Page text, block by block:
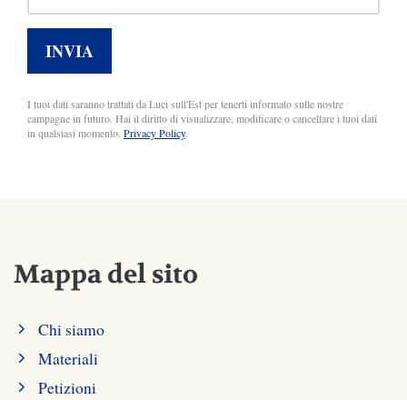
INVIA
I tuoi dati saranno trattati da Luci sull'Est per tenerti informato sulle nostre
campagne in futuro. Hai il diritto di visualizzare, modificare o cancellare i tuoi dati
in qualsiasi momento. Privacy Policy.
Mappa del sito
Chi siamo
Materiali
Petizioni